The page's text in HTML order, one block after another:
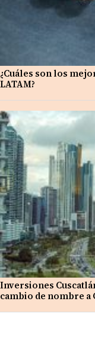
¿Cuáles son los
LATAM?
Inversiones
cambio de nombre a